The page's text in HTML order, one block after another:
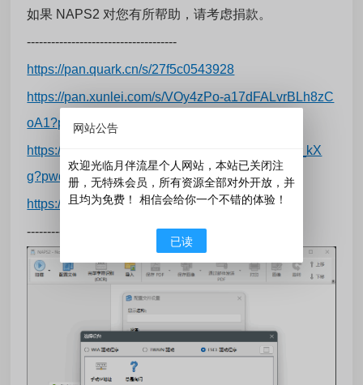
如果 NAPS2 对您有所帮助，请考虑捐款。
-------------------------------------
https://pan.quark.cn/s/27f5c0543928
https://pan.xunlei.com/s/VOy4zPo-a17dFALvrBLh8zC
oA1?pwd=k9kj#
https://pan.baidu.com/s/1XeSBKrxTfOijpEBrQG_kX
g?pwd=aahu
https://www.123684.com/s/Fy9bVv-RCB6d
-------------------------------------
网站公告
欢迎光临月伴流星个人网站，本站已关闭注
册，无特殊会员，所有资源全部对外开放，并
且均为免费！ 相信会给你一个不错的体验！
已读